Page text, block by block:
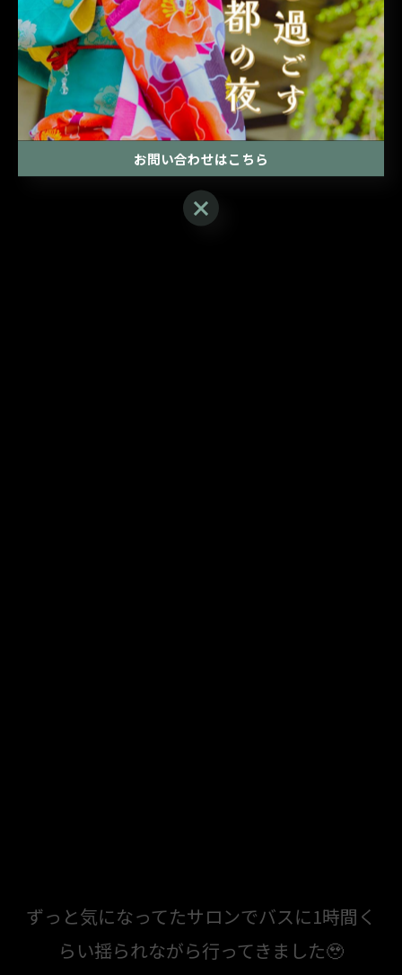
ずっと気になってたサロンでバスに1時間く
らい揺られながら行ってきました🥹
お問い合わせはこちら
お問い合わせはこちら